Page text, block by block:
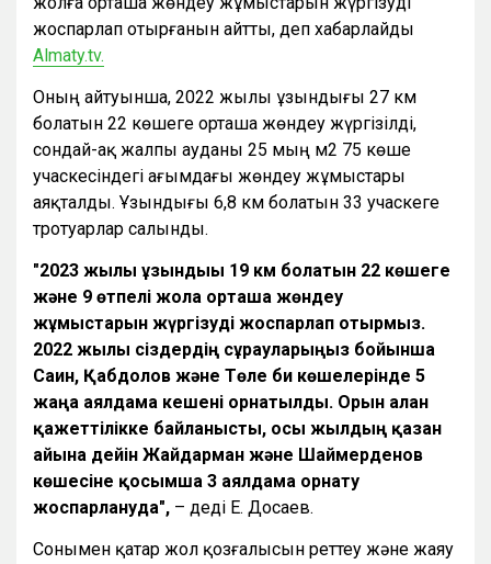
жоспарлап отырғанын айтты, деп хабарлайды
Almaty.tv.
Оның айтуынша, 2022 жылы ұзындығы 27 км
болатын 22 көшеге орташа жөндеу жүргізілді,
сондай-ақ жалпы ауданы 25 мың м2 75 көше
учаскесіндегі ағымдағы жөндеу жұмыстары
аяқталды. Ұзындығы 6,8 км болатын 33 учаскеге
тротуарлар салынды.
"2023 жылы ұзындығы 19 км болатын 22 көшеге
және 9 өтпелі жолға орташа жөндеу
жұмыстарын жүргізуді жоспарлап отырмыз.
2022 жылы сіздердің сұрауларыңыз бойынша
Саин, Қабдолов және Төле би көшелерінде 5
жаңа аялдама кешені орнатылды. Орын алған
қажеттілікке байланысты, осы жылдың қазан
айына дейін Жайдарман және Шаймерденов
көшесіне қосымша 3 аялдама орнату
жоспарлануда", – деді Е. Досаев.
Сонымен қатар жол қозғалысын реттеу және жаяу